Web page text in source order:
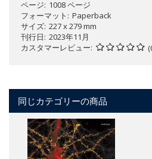
ページ 1008 ページ
フォーマット
Paperback
サイズ 227 x 279 mm
刊行日 2023年11月
カスタマーレビュー
同じカテゴリーの商品